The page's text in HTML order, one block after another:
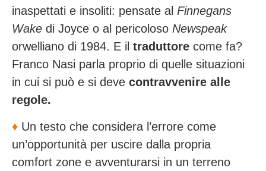
inaspettati e insoliti: pensate al Finnegans
Wake di Joyce o al pericoloso Newspeak
orwelliano di 1984. E il traduttore come fa?
Franco Nasi parla proprio di quelle situazioni
in cui si può e si deve contravvenire alle
regole.
♦️ Un testo che considera l’errore come
un’opportunità per uscire dalla propria
comfort zone e avventurarsi in un terreno